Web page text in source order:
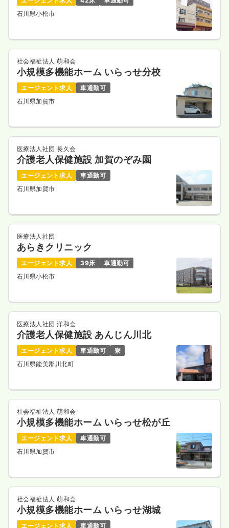
石川県小松市
社会福祉法人 萌和会
小規模多機能ホーム いらっせ分校
エージェント求人
車通勤可
石川県加賀市
医療法人社団 長久会
介護老人保健施設 加賀のぞみ園
エージェント求人
車通勤可
石川県加賀市
医療法人社団
あらきクリニック
エージェント求人 39床
車通勤可
石川県小松市
医療法人社団 洋和会
介護老人保健施設 あんじん川北
エージェント求人 車通勤可
寮
石川県能美郡川北町
社会福祉法人 萌和会
小規模多機能ホーム いらっせ松が丘
エージェント求人
車通勤可
石川県加賀市
社会福祉法人 萌和会
小規模多機能ホーム いらっせ湖城
エージェント求人 車通勤可